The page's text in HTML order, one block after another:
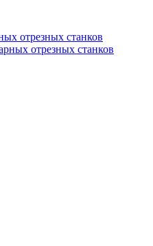
отрезных станков
отрезных станков